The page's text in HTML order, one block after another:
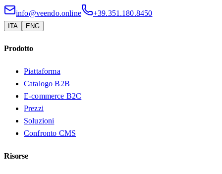
info@veendo.online +39.351.180.8450
ITA ENG
Prodotto
Piattaforma
Catalogo B2B
E-commerce B2C
Prezzi
Soluzioni
Confronto CMS
Risorse